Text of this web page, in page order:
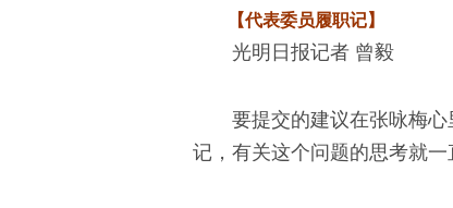
【代表委员履职记】
光明日报记者 曾毅
要提交的建议在张咏梅心
记，有关这个问题的思考就一